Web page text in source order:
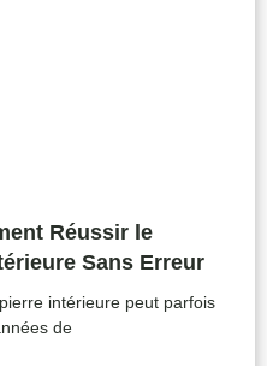
Réussir le
Sans Erreur
intérieure peut parfois
de